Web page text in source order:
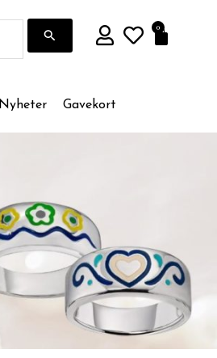
0
Nyheter Gavekort